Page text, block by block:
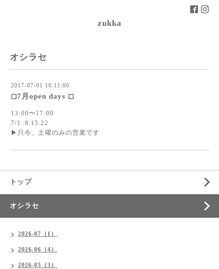
zukka
オシラセ
2017-07-01 10:11:00
◻︎7月open days ◻︎
13:00〜17:00
7/1 .8.15.22
▶︎只今、土曜のみの営業です
トップ
オシラセ
2026-07（1）
2026-06（4）
2026-05（3）